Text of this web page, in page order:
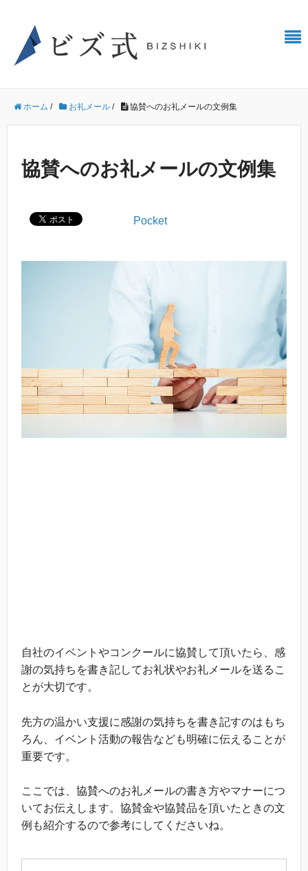
ホーム / お礼メール / 協賛へのお礼メールの文例集
協賛へのお礼メールの文例集
Pocket
自社のイベントやコンクールに協賛して頂いたら、感
謝の気持ちを書き記してお礼状やお礼メールを送るこ
とが大切です。
先方の温かい支援に感謝の気持ちを書き記すのはもち
ろん、イベント活動の報告なども明確に伝えることが
重要です。
ここでは、協賛へのお礼メールの書き方やマナーにつ
いてお伝えします。協賛金や協賛品を頂いたときの文
例も紹介するので参考にしてくださいね。